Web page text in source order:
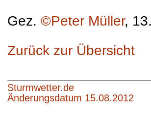
Gez. ©Peter Müller,
Zurück zur Übersicht
Sturmwetter.de
Änderungsdatum 15.08.2012